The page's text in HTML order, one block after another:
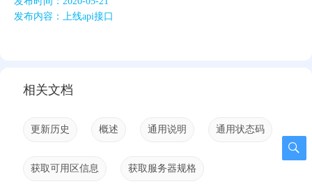
发布内容：上线api接口
相关文档
更新历史 概述 通用说明 通用状态码
获取可用区信息 获取服务器规格